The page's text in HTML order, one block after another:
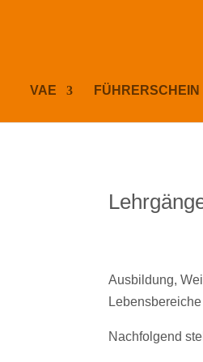
VAE FÜHRERSCHEIN
Ausbildung,
Nachfolgend